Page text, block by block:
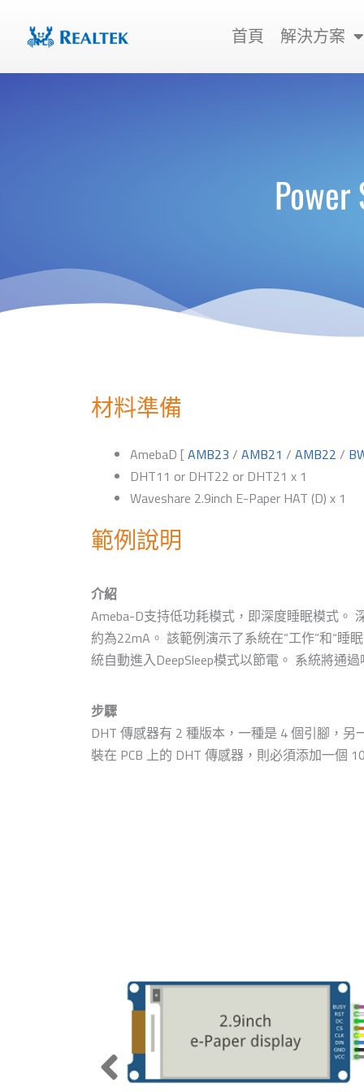
要
首頁 解決方案
材料準備
AmebaD [ AMB23 / AMB21 / AMB22 /
DHT11 or DHT22 or DHT21 x 1
Waveshare 2.9inch E-Paper HAT (D) x 1
範例說明
介紹
Ameba-D支持低功耗模式，即深度睡眠模式。
約為22mA。 該範例演示了系統在“工作”和“睡
統自動進入DeepSleep模式以節電。 系統將通
步驟
DHT 傳感器有 2 種版本，一種是 4 個引腳，另
裝在 PCB 上的 DHT 傳感器，則必須添加一個